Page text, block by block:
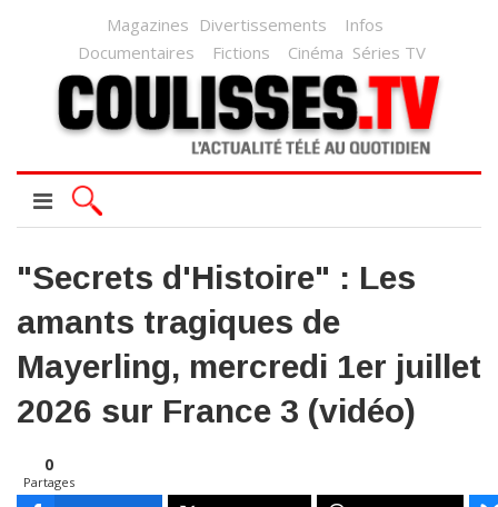
Magazines Divertissements
Infos
Documentaires
Fictions Cinéma Séries TV
"Secrets d'Histoire" : Les
amants tragiques de
Mayerling, mercredi 1er juillet
2026 sur France 3 (vidéo)
0
Partages